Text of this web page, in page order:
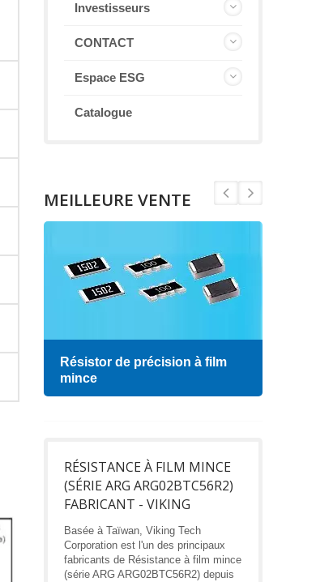
Investisseurs
CONTACT
Espace ESG
Catalogue
MEILLEURE VENTE
Résistor de précision à film
mince
RÉSISTANCE À FILM MINCE
(SÉRIE ARG ARG02BTC56R2)
FABRICANT - VIKING
Basée à Taïwan, Viking Tech
Corporation est l'un des principaux
fabricants de Résistance à film mince
(série ARG ARG02BTC56R2) depuis